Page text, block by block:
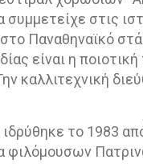
στις
Παναθηναϊκό
είναι η
καλλιτεχνική
ιδρύθηκε το 1983